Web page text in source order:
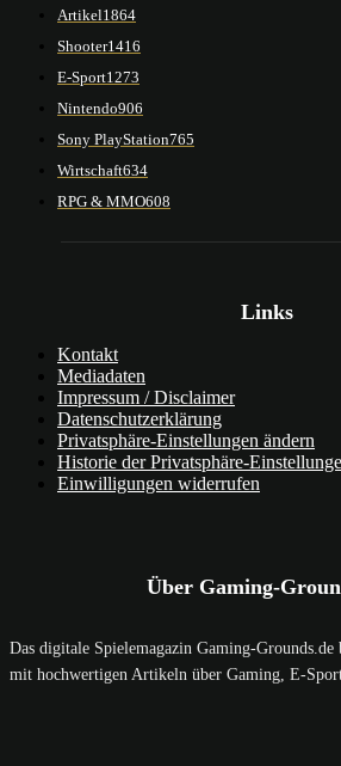
Artikel1864
Shooter1416
E-Sport1273
Nintendo906
Sony PlayStation765
Wirtschaft634
RPG & MMO608
Links
Kontakt
Mediadaten
Impressum / Disclaimer
Datenschutzerklärung
Privatsphäre-Einstellungen ändern
Historie der Privatsphäre-
Einwilligungen widerrufen
Über Gaming-
Das digitale Spielemagazin Gaming-
mit hochwertigen Artikeln über Gaming, E-